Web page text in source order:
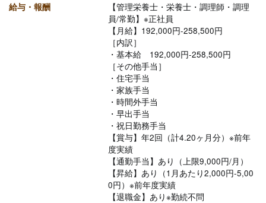
給与・報酬
【管理栄養士・栄養士・調理師・調理
員/常勤】※正社員
【月給】192,000円-258,500円
［内訳］
・基本給 192,000円-258,500円
［その他手当］
・住宅手当
・家族手当
・時間外手当
・早出手当
・祝日勤務手当
【賞与】年2回（計4.20ヶ月分）※前年
度実績
【通勤手当】あり（上限9,000円/月）
【昇給】あり（1月あたり2,000円-5,00
0円）※前年度実績
【退職金】あり※勤続不問